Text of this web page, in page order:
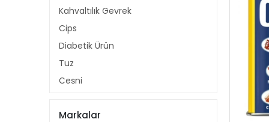
Kahvaltılık Gevrek
Cips
Diabetik Ürün
Tuz
Çeşni
Diğer Şarküteri Ürünü
Markalar